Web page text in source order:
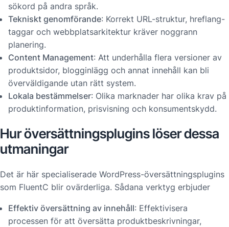
sökord på andra språk.
Tekniskt genomförande: Korrekt URL-struktur, hreflang-
taggar och webbplatsarkitektur kräver noggrann
planering.
Content Management: Att underhålla flera versioner av
produktsidor, blogginlägg och annat innehåll kan bli
överväldigande utan rätt system.
Lokala bestämmelser: Olika marknader har olika krav på
produktinformation, prisvisning och konsumentskydd.
Hur översättningsplugins löser dessa
utmaningar
Det är här specialiserade WordPress-översättningsplugins
som FluentC blir ovärderliga. Sådana verktyg erbjuder
Effektiv översättning av innehåll: Effektivisera
processen för att översätta produktbeskrivningar,